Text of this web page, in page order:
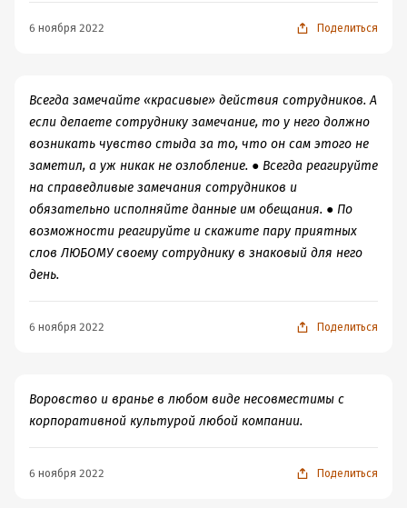
6 ноября 2022 Поделиться
Всегда замечайте «красивые» действия сотрудников. А
если делаете сотруднику замечание, то у него должно
возникать чувство стыда за то, что он сам этого не
заметил, а уж никак не озлобление. ● Всегда реагируйте
на справедливые замечания сотрудников и
обязательно исполняйте данные им обещания. ● По
возможности реагируйте и скажите пару приятных
слов ЛЮБОМУ своему сотруднику в знаковый для него
день.
6 ноября 2022 Поделиться
Воровство и вранье в любом виде несовместимы с
корпоративной культурой любой компании.
6 ноября 2022 Поделиться